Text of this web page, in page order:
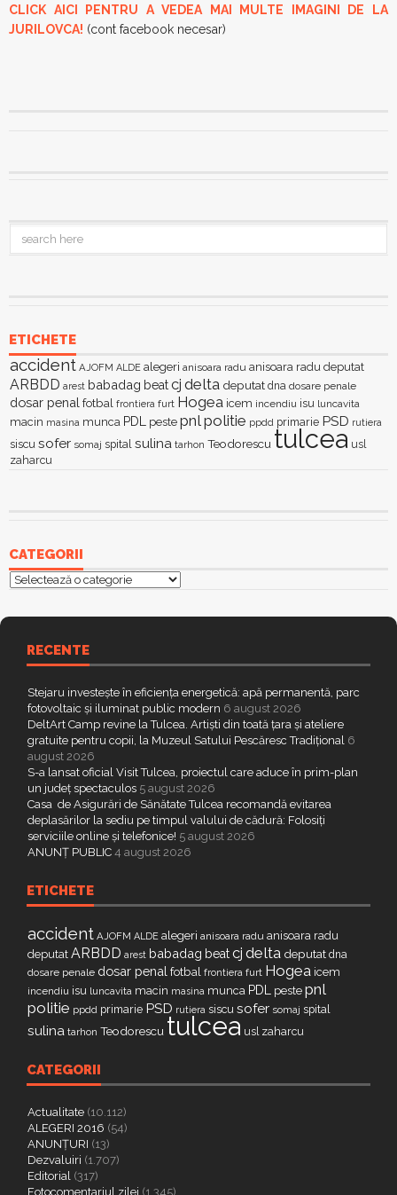
CLICK AICI PENTRU A VEDEA MAI MULTE IMAGINI DE LA
JURILOVCA! (cont facebook necesar)
ETICHETE
accident AJOFM ALDE alegeri anisoara radu anisoara radu deputat
ARBDD arest babadag beatcj delta deputat dna dosare penale
dosar penal fotbal frontiera furt Hogea icem incendiu isu luncavita
macin masina munca PDL peste pnlpolitie ppdd primarie PSD rutiera
siscu sofer somaj spital sulina tarhon Teodorescu tulcea usl
zaharcu
CATEGORII
Categorii
RECENTE
Stejaru investește în eficiența energetică: apă permanentă, parc
fotovoltaic și iluminat public modern 6 august 2026
DeltArt Camp revine la Tulcea. Artiști din toată țara și ateliere
gratuite pentru copii, la Muzeul Satului Pescăresc Tradițional 6
august 2026
S-a lansat oficial Visit Tulcea, proiectul care aduce în prim-plan
un județ spectaculos 5 august 2026
Casa de Asigurări de Sănătate Tulcea recomandă evitarea
deplasărilor la sediu pe timpul valului de cădură: Folosiți
serviciile online și telefonice! 5 august 2026
ANUNȚ PUBLIC 4 august 2026
ETICHETE
accident AJOFM ALDE alegeri anisoara radu anisoara radu
deputat ARBDD arest babadag beatcj delta deputat dna
dosare penale dosar penal fotbal frontiera furt Hogea icem
incendiu isu luncavita macin masina munca PDL peste pnl
politie ppdd primarie PSD rutiera siscu sofer somaj spital
sulina tarhon Teodorescu tulcea usl zaharcu
CATEGORII
Actualitate (10.112)
ALEGERI 2016 (54)
ANUNȚURI (13)
Dezvaluiri (1.707)
Editorial (317)
Fotocomentariul zilei (1.345)